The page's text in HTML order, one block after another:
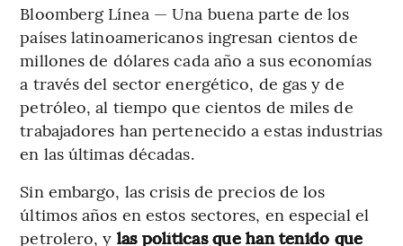
Bloomberg Línea — Una buena parte de los
países latinoamericanos ingresan cientos de
millones de dólares cada año a sus economías
a través del sector energético, de gas y de
petróleo, al tiempo que cientos de miles de
trabajadores han pertenecido a estas industrias
en las últimas décadas.
Sin embargo, las crisis de precios de los
últimos años en estos sectores, en especial el
petrolero, y las políticas que han tenido que